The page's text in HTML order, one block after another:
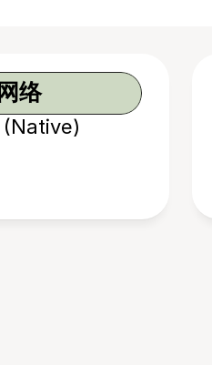
网络
(Native)